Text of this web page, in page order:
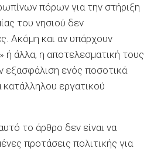
πόρων για την στήριξη
του νησιού δεν
Ακόμη και αν υπάρχουν
ή άλλα, η αποτελεσματική τους
εξασφάλιση ενός ποσοτικά
κατάλληλου εργατικού
το άρθρο δεν είναι να
προτάσεις πολιτικής για